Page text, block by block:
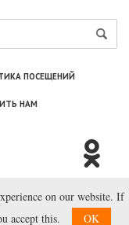
ПОСЕЩЕНИЙ
НАМ
2003—2026.on our website. If
accept this.
OK